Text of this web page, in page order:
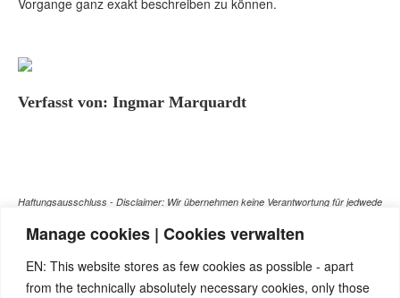
Manage cookies | Cookies verwalten
EN: This website stores as few cookies as possible - apart
from the technically absolutely necessary cookies, only those
Vorgange ganz exakt beschreiben zu können.
Verfasst von: Ingmar Marquardt
Haftungsausschluss - Disclaimer: Wir übernehmen keine Verantwortung für jedwede
Meinungen oder Links bezieht. Dies gilt auch und insbesondere für die
gesundheitlich relevanten Beiträge, die selbstverständlich kein Ersatz für ein
Gespräch mit dem Arzt Ihres Vertrauens darstellen können. Bei den Texten auf